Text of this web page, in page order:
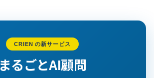
CRIEN の新サービス
まるごとAI顧問